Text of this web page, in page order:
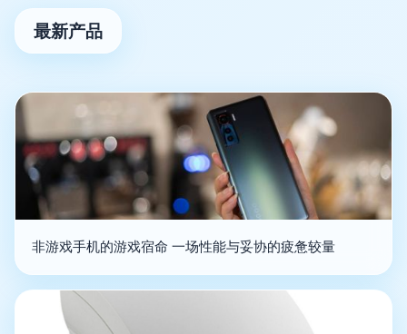
最新产品
非游戏手机的游戏宿命 一场性能与妥协的疲惫较量